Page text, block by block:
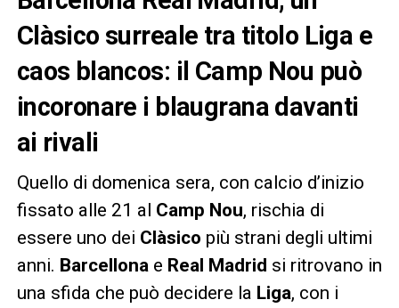
Clàsico surreale tra titolo Liga e
caos blancos: il Camp Nou può
incoronare i blaugrana davanti
ai rivali
Quello di domenica sera, con calcio d’inizio
fissato alle 21 al Camp Nou, rischia di
essere uno dei Clàsico più strani degli ultimi
anni. Barcellona e Real Madrid si ritrovano in
una sfida che può decidere la Liga, con i